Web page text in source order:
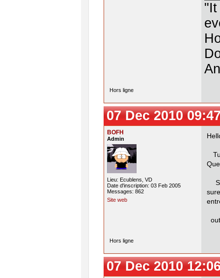
"It
Hors ligne
07 Dec 2010
BOFH
Admin
Lieu: Ecublens, VD
Date d'inscription: 03 Feb 2005
Messages: 862
Site web
Si
Hors ligne
07 Dec 2010